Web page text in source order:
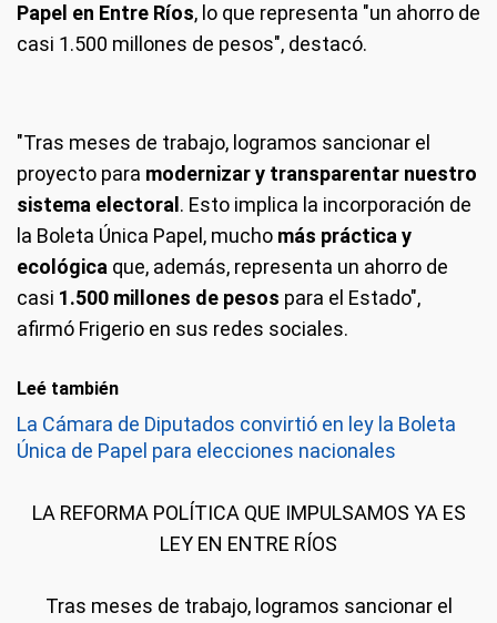
Papel en Entre Ríos, lo que representa "un ahorro de
casi 1.500 millones de pesos", destacó.
"Tras meses de trabajo, logramos sancionar el
proyecto para modernizar y transparentar nuestro
sistema electoral . Esto implica la incorporación de
la Boleta Única Papel, mucho más práctica y
ecológica que, además, representa un ahorro de
casi 1.500 millones de pesos para el Estado",
afirmó Frigerio en sus redes sociales.
Leé también
La Cámara de Diputados convirtió en ley la Boleta
Única de Papel para elecciones nacionales
LA REFORMA POLÍTICA QUE IMPULSAMOS YA ES
LEY EN ENTRE RÍOS
Tras meses de trabajo, logramos sancionar el